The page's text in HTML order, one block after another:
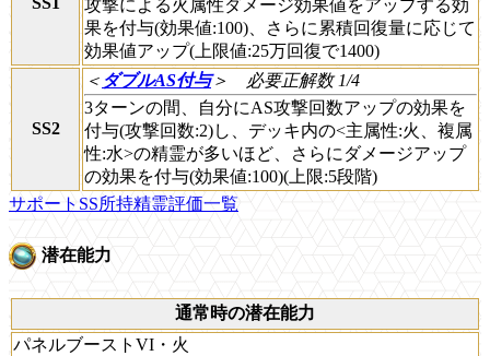
攻撃による火属性ダメージ効果値をアップする効
果を付与(効果値:100)、さらに累積回復量に応じて
効果値アップ(上限値:25万回復で1400)
SS2
＜ ダブルAS付与＞
必要正解数 1/4
3ターンの間、自分にAS攻撃回数アップの効果を
付与(攻撃回数:2)し、デッキ内の<主属性:火、複属
性:水>の精霊が多いほど、さらにダメージアップ
の効果を付与(効果値:100)(上限:5段階)
サポートSS所持精霊評価一覧
潜在能力
通常時の潜在能力
パネルブーストVI・火